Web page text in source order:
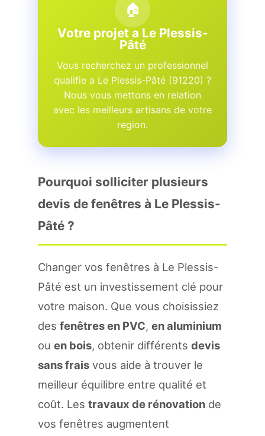
🏠
Votre projet a Le Plessis-
Pâté
Vous recherchez un professionnel
qualifie a Le Plessis-Pâté (91220) ?
Nous vous mettons en relation
avec les meilleurs artisans de votre
region.
Pourquoi solliciter plusieurs
devis de fenêtres à Le Plessis-
Pâté ?
Changer vos fenêtres à Le Plessis-
Pâté est un investissement clé pour
votre maison. Que vous choisissiez
des fenêtres en PVC, en aluminium
ou en bois, obtenir différents devis
sans frais vous aide à trouver le
meilleur équilibre entre qualité et
coût. Les travaux de rénovation de
vos fenêtres augmentent